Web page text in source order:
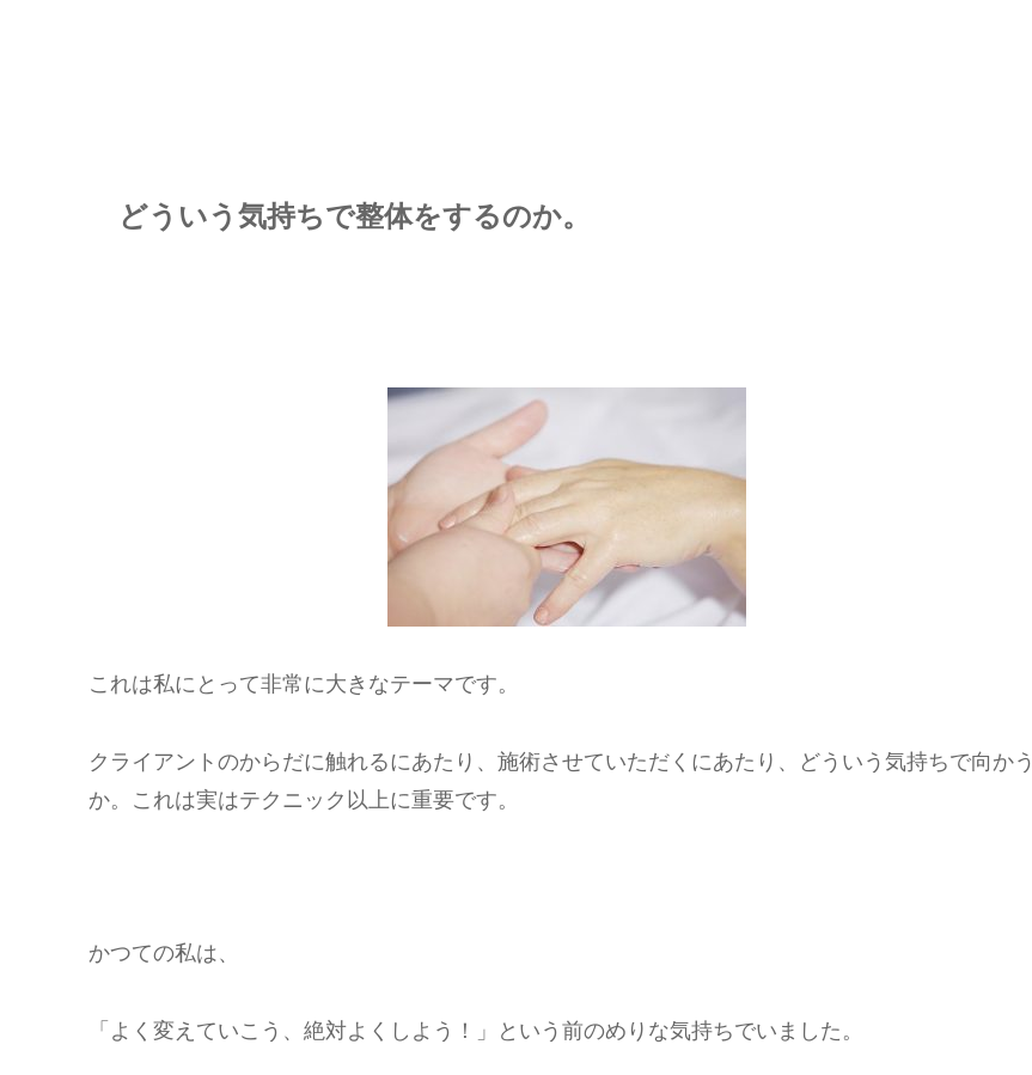
どういう気持ちで整体をするのか。
これは私にとって非常に大きなテーマです。
クライアントのからだに触れるにあたり、施術させていただくにあたり、どういう気持ちで向かう
か。これは実はテクニック以上に重要です。
かつての私は、
「よく変えていこう、絶対よくしよう！」という前のめりな気持ちでいました。